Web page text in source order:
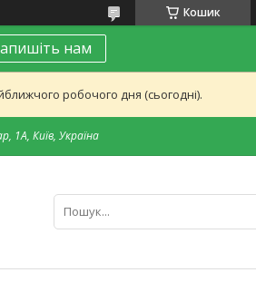
Кошик
нам
робочого дня (сьогодні).
1А, Київ, Україна